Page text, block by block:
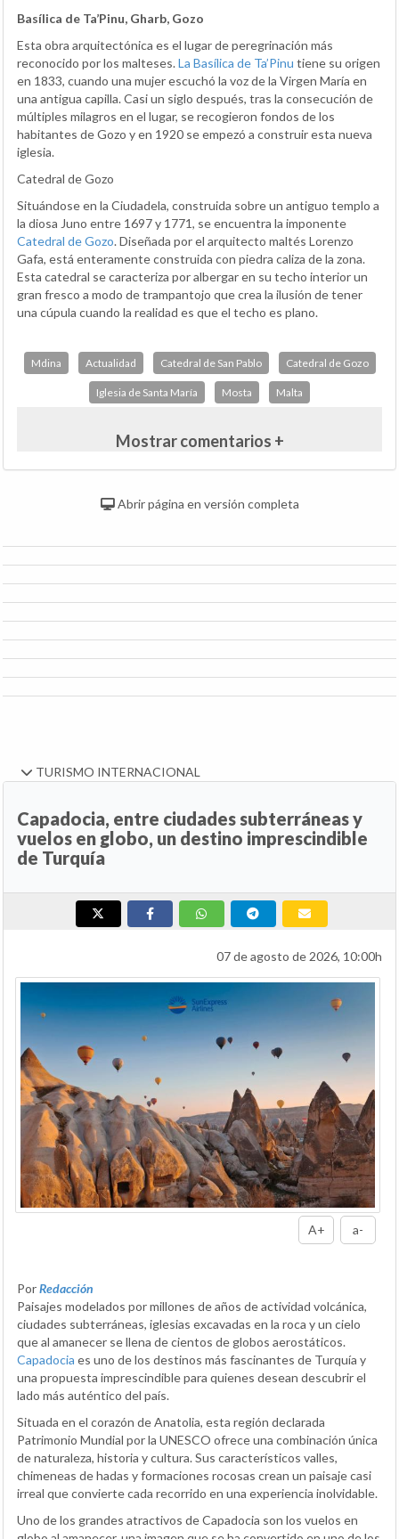
Basílica de Ta’Pinu, Gharb, Gozo
Esta obra arquitectónica es el lugar de peregrinación más
reconocido por los malteses.La Basílica de Ta’Pinu tiene su origen
en 1833, cuando una mujer escuchó la voz de la Virgen María en
una antigua capilla. Casi un siglo después, tras la consecución de
múltiples milagros en el lugar, se recogieron fondos de los
habitantes de Gozo y en 1920 se empezó a construir esta nueva
iglesia.
Catedral de Gozo
Situándose en la Ciudadela, construida sobre un antiguo templo a
la diosa Juno entre 1697 y 1771, se encuentra la imponente
Catedral de Gozo. Diseñada por el arquitecto maltés Lorenzo
Gafa, está enteramente construida con piedra caliza de la zona.
Esta catedral se caracteriza por albergar en su techo interior un
gran fresco a modo de trampantojo que crea la ilusión de tener
una cúpula cuando la realidad es que el techo es plano.
Mdina Actualidad Catedral de San Pablo Catedral de Gozo
Iglesia de Santa María Mosta Malta
Mostrar comentarios +
Abrir página en versión completa
TURISMO INTERNACIONAL
Capadocia, entre ciudades subterráneas y
vuelos en globo, un destino imprescindible
de Turquía
07 de agosto de 2026, 10:00h
A+ a-
PorRedacción
Paisajes modelados por millones de años de actividad volcánica,
ciudades subterráneas, iglesias excavadas en la roca y un cielo
que al amanecer se llena de cientos de globos aerostáticos.
Capadocia es uno de los destinos más fascinantes de Turquía y
una propuesta imprescindible para quienes desean descubrir el
lado más auténtico del país.
Situada en el corazón de Anatolia, esta región declarada
Patrimonio Mundial por la UNESCO ofrece una combinación única
de naturaleza, historia y cultura. Sus característicos valles,
chimeneas de hadas y formaciones rocosas crean un paisaje casi
irreal que convierte cada recorrido en una experiencia inolvidable.
Uno de los grandes atractivos de Capadocia son los vuelos en